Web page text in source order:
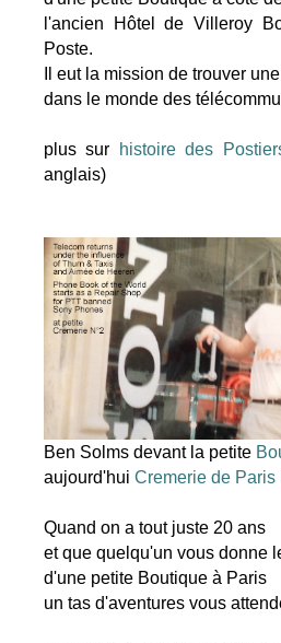
l'ancien Hôtel de Villeroy
Poste.
Il eut la mission de trouver
dans le monde des
plus sur histoire des
anglais)
Ben Solms devant la petite
aujourd'hui Cremerie de Paris
Quand on a tout juste 20 ans
et que quelqu'un vous donne
d'une petite Boutique à Paris
un tas d'aventures vous